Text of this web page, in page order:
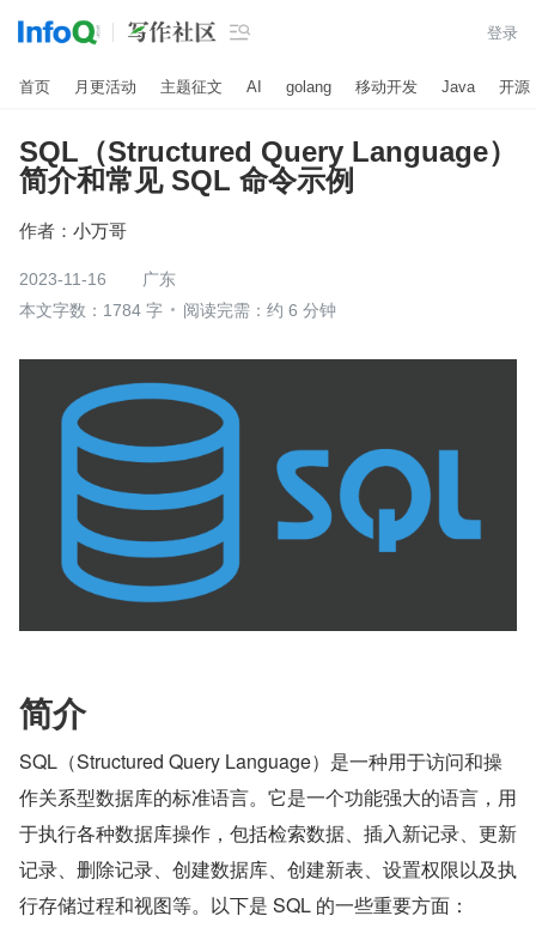
 登录
首页 月更活动 主题征文 AI golang 移动开发 Java 开源
SQL（Structured Query Language）
简介和常见 SQL 命令示例
作者： 小万哥
2023-11-16
广东
本文字数：1784 字
阅读完需：约 6 分钟
简介
SQL（Structured Query Language）是一种用于访问和操
作关系型数据库的标准语言。它是一个功能强大的语言，用
于执行各种数据库操作，包括检索数据、插入新记录、更新
记录、删除记录、创建数据库、创建新表、设置权限以及执
行存储过程和视图等。以下是 SQL 的一些重要方面：